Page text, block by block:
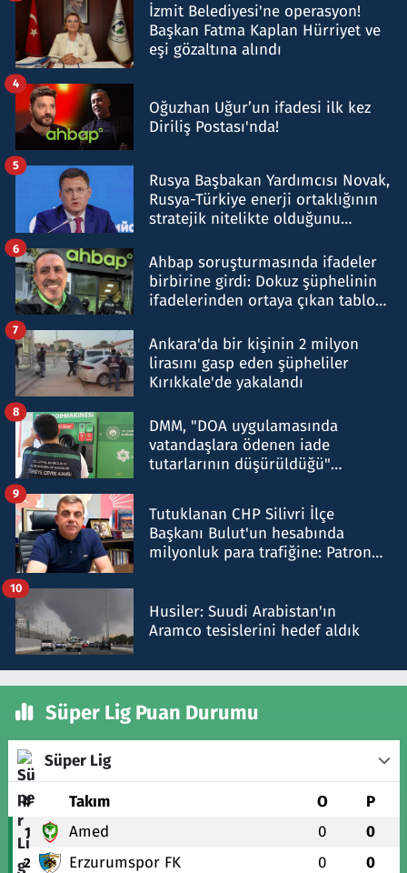
İzmit Belediyesi'ne operasyon!
Başkan Fatma Kaplan Hürriyet ve
eşi gözaltına alındı
Oğuzhan Uğur’un ifadesi ilk kez
Diriliş Postası'nda!
4
Rusya Başbakan Yardımcısı Novak,
Rusya-Türkiye enerji ortaklığının
stratejik nitelikte olduğunu
5
Ahbap soruşturmasında ifadeler
birbirine girdi: Dokuz şüphelinin
ifadelerinden ortaya çıkan tablo
6
Ankara'da bir kişinin 2 milyon
lirasını gasp eden şüpheliler
Kırıkkale'de yakalandı
7
DMM, "DOA uygulamasında
vatandaşlara ödenen iade
tutarlarının düşürüldüğü"
8
Tutuklanan CHP Silivri İlçe
Başkanı Bulut'un hesabında
milyonluk para trafiğine: Patron
9
Husiler: Suudi Arabistan'ın
Aramco tesislerini hedef aldık
10
Süper Lig Puan Durumu
Süper Lig
# Takım O P
1 Amed 0 0
2 Erzurumspor FK 0 0